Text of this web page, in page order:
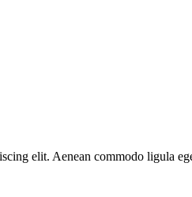
elit. Aenean commodo ligula